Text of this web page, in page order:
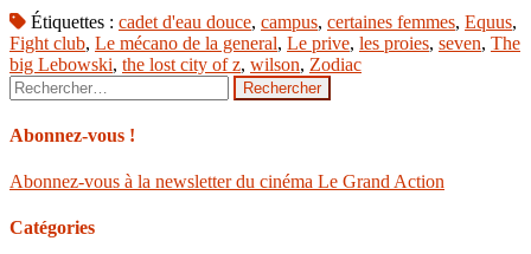
Étiquettes : cadet d'eau douce, campus, certaines femmes, Equus,
Fight club, Le mécano de la general, Le prive, les proies, seven, The
big Lebowski, the lost city of z, wilson, Zodiac
Rechercher :
Abonnez-vous !
Abonnez-vous à la newsletter du cinéma Le Grand Action
Catégories